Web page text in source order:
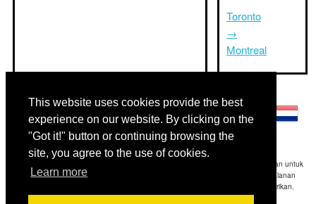
This website uses cookies provide the best
experience on our website. By clicking on the
"Got it!" button or continuing browsing the
site, you agree to the use of cookies.
Learn more
Toronto
→
Montreal
Disclaimer: Informasi yang ditampilkan di situs ini adalah perkiraan terbaik kami dan untuk
referensi Anda saja.Triptimeto.com tidak bertanggung jawab untuk setiap perjalanan
keterlambatan dan / atau kerusakan akibat dihasilkan dari informasi yang diberikan.